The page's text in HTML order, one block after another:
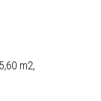
m2,